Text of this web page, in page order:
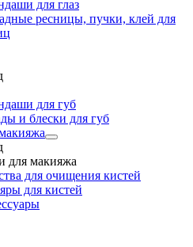
для глаз
ресницы, пучки, клей для
для губ
и блески для губ
для макияжа
для очищения кистей
для кистей